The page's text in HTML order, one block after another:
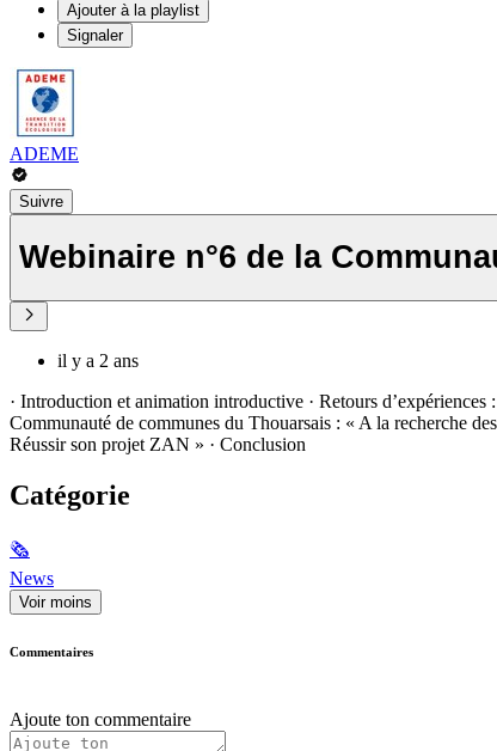
Ajouter à la playlist
Signaler
ADEME
Suivre
Webinaire n°6 de la
il y a 2 ans
· Introduction et animation introductive · Retours
Communauté de communes du Thouarsais : « A la recherche
Réussir son projet ZAN » · Conclusion
Catégorie
🗞
News
Voir moins
Commentaires
Ajoute ton commentaire